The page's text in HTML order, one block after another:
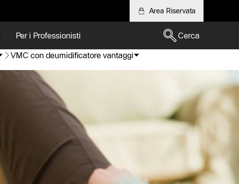
Area Riservata
Per i Professionisti
Cerca
VMC con deumidificatore vantaggi